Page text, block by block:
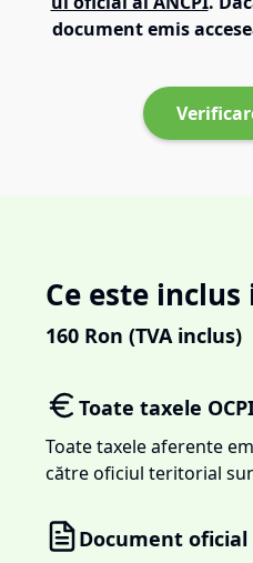
document emis
Ce este
160 Ron (TVA inclus)
Toate taxele
Toate taxele aferente
către oficiul teritorial
Document oficial